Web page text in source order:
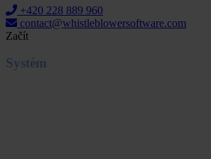
+420 228 889 960
contact@whistleblowersoftware.com
Začít
Systém